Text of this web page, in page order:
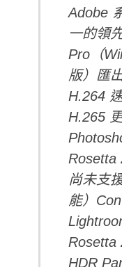
Adobe
一的領
Pro（
版）匯
H.264
H.265
Rosetta
尚未支
能）
Rosetta
HDR